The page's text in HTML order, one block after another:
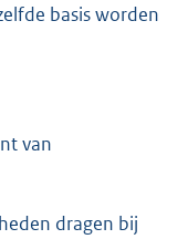
basis worden
van
dragen bij